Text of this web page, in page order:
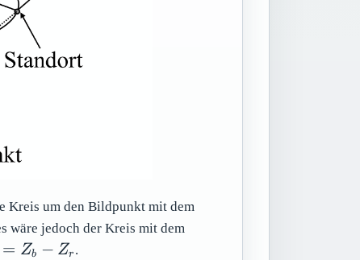
Kreis um den Bildpunkt mit dem
wäre jedoch der Kreis mit dem
= Zb − Zr .